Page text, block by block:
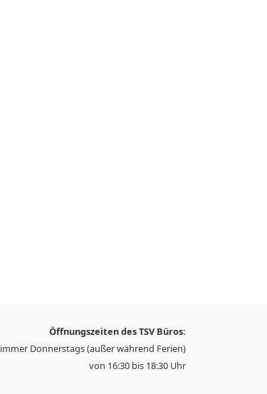
Öffnungszeiten des TSV Büros:
immer Donnerstags (außer während Ferien)
von 16:30 bis 18:30 Uhr